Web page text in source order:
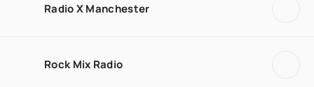
Radio X Manchester
Rock Mix Radio